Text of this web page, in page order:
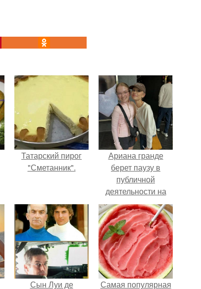
Татарский пирог
"Сметанник".
Ариана гранде
берет паузу в
публичной
деятельности на
фоне слухов о
своем здоровье.
Сын Луи де Самая популярная